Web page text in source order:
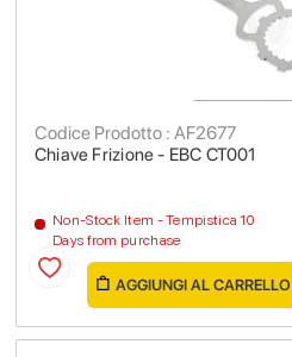
Chiave Frizione - EBC CT001
Codice Prodotto : AF2677
Non-Stock Item - Tempistica 10
Days from purchase
AGGIUNGI AL CARRELLO